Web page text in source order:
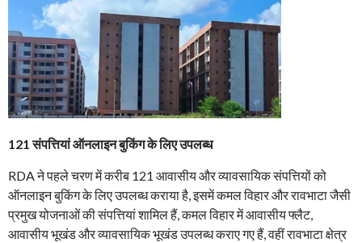
121 संपत्तियां ऑनलाइन बुकिंग के लिए उपलब्ध
RDA ने पहले चरण में करीब 121 आवासीय और व्यावसायिक संपत्तियों को
ऑनलाइन बुकिंग के लिए उपलब्ध कराया है, इसमें कमल विहार और रावभाटा जैसी
प्रमुख योजनाओं की संपत्तियां शामिल हैं, कमल विहार में आवासीय फ्लैट,
आवासीय भूखंड और व्यावसायिक भूखंड उपलब्ध कराए गए हैं, वहीं रावभाटा क्षेत्र